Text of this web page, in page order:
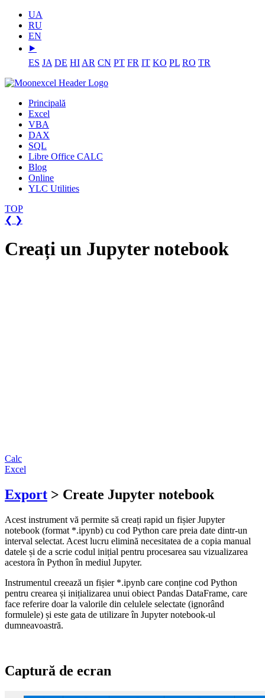
UA
RU
EN
⯈
ES JA DE HI AR CN PT FR IT KO PL RO TR
Principală
Excel
VBA
DAX
SQL
Libre Office CALC
Blog
Online
YLC Utilities
TOP
❮ ❯
Creați un Jupyter notebook
Calc
Excel
Export > Create Jupyter notebook
Acest instrument vă permite să creați rapid un fișier Jupyter
notebook (format *.ipynb) cu cod Python care preia date dintr-un
interval selectat. Acest lucru elimină necesitatea de a copia manual
datele și de a scrie codul inițial pentru procesarea sau vizualizarea
acestora în Python în mediul Jupyter.
Instrumentul creează un fișier *.ipynb care conține cod Python
pentru crearea și inițializarea unui obiect Pandas DataFrame, care
face referire doar la valorile din celulele selectate (ignorând
formulele) și este gata de utilizare în Jupyter notebook-ul
dumneavoastră.
Captură de ecran